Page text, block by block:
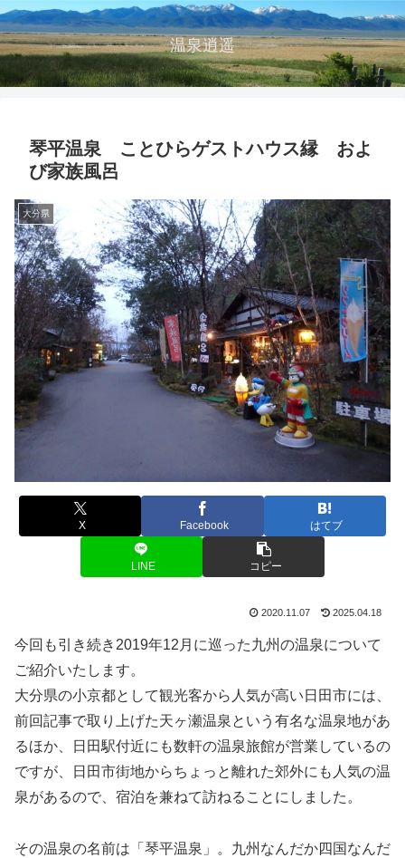
温泉逍遥
琴平温泉 ことひらゲストハウス縁 およ
び家族風呂
大分県
X Facebook はてブ
LINE コピー
2020.11.07 2025.04.18
今回も引き続き2019年12月に巡った九州の温泉について
ご紹介いたします。
大分県の小京都として観光客から人気が高い日田市には、
前回記事で取り上げた天ヶ瀬温泉という有名な温泉地があ
るほか、日田駅付近にも数軒の温泉旅館が営業しているの
ですが、日田市街地からちょっと離れた郊外にも人気の温
泉があるので、宿泊を兼ねて訪ねることにしました。
その温泉の名前は「琴平温泉」。九州なんだか四国なんだ